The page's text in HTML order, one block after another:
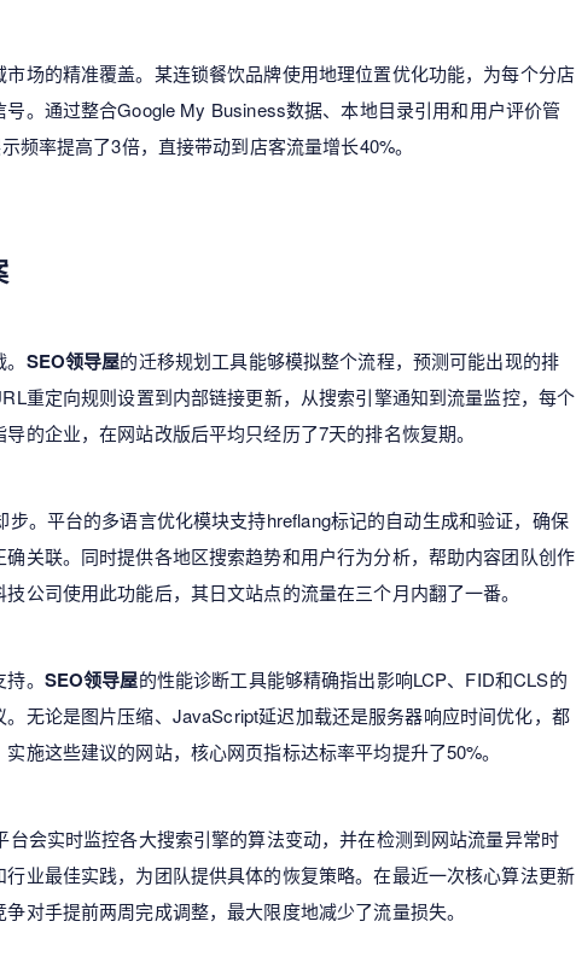
场的精准覆盖。某连锁餐饮品牌使用地理位置优化功能，为每个分店
。通过整合Google My Business数据、本地目录引用和用户评价管
频率提高了3倍，直接带动到店客流量增长40%。
SEO领导屋的迁移规划工具能够模拟整个流程，预测可能出现的排
重定向规则设置到内部链接更新，从搜索引擎通知到流量监控，每个
的企业，在网站改版后平均只经历了7天的排名恢复期。
。平台的多语言优化模块支持hreflang标记的自动生成和验证，确保
关联。同时提供各地区搜索趋势和用户行为分析，帮助内容团队创作
公司使用此功能后，其日文站点的流量在三个月内翻了一番。
。 SEO领导屋的性能诊断工具能够精确指出影响LCP、FID和CLS的
无论是图片压缩、JavaScript延迟加载还是服务器响应时间优化，都
施这些建议的网站，核心网页指标达标率平均提升了50%。
会实时监控各大搜索引擎的算法变动，并在检测到网站流量异常时
业最佳实践，为团队提供具体的恢复策略。在最近一次核心算法更新
对手提前两周完成调整，最大限度地减少了流量损失。